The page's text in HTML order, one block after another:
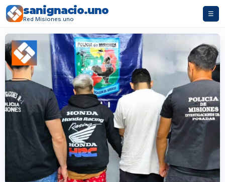
sanignacio.uno
Red Misiones.uno
☰